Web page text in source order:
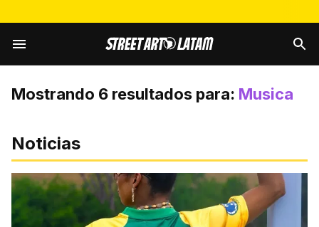
Mostrando 6 resultados para: Musica
Noticias